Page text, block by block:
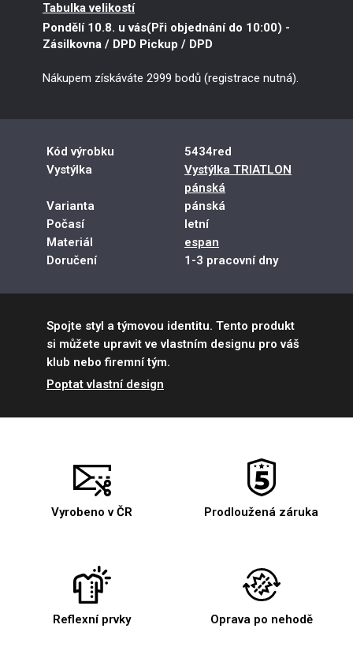
XL
XXL
Prodej ukončen
3XL
Prodej ukončen
Tabulka velikostí
Pondělí 10.8. u vás(Při objednání do 10:00) -
Zásilkovna / DPD Pickup / DPD
Nákupem získáváte 2999 bodů (registrace nutná).
Kód výrobku
5434red
Vystýlka
Vystýlka TRIATLON
pánská
Varianta
pánská
Počasí
letní
Materiál
espan
Doručení
1-3 pracovní dny
Spojte styl a týmovou identitu. Tento produkt
si můžete upravit ve vlastním designu pro váš
klub nebo firemní tým.
Poptat vlastní design
Vyrobeno v ČR Prodloužená záruka
Reflexní prvky Oprava po nehodě